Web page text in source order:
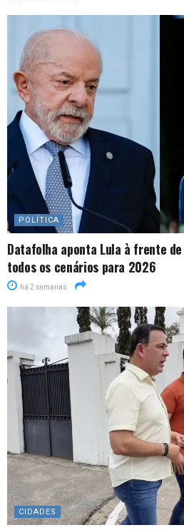
POLÍTICA
Datafolha aponta Lula à frente
todos os cenários para 2026
há 2 semanas
CIDADES